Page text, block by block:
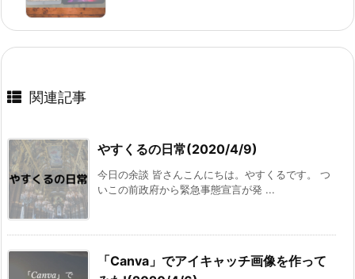
関連記事
やすくるの日常(2020/4/9)
今日の余談 皆さんこんにちは。やすくるです。 つ
いこの前政府から緊急事態宣言が発 ...
「Canva」でアイキャッチ画像を作って